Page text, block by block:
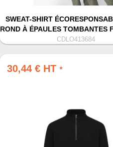
SWEAT-SHIRT
ROND À ÉPAULES TOMBANTES
CDLO413684
30,44 € HT *